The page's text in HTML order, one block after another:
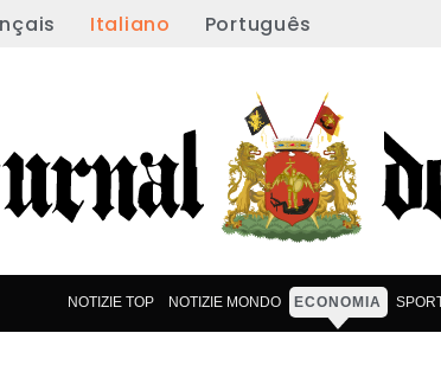
Italiano Português
NOTIZIE TOP NOTIZIE MONDO ECONOMIA